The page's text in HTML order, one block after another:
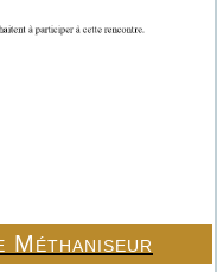
Méthaniseur